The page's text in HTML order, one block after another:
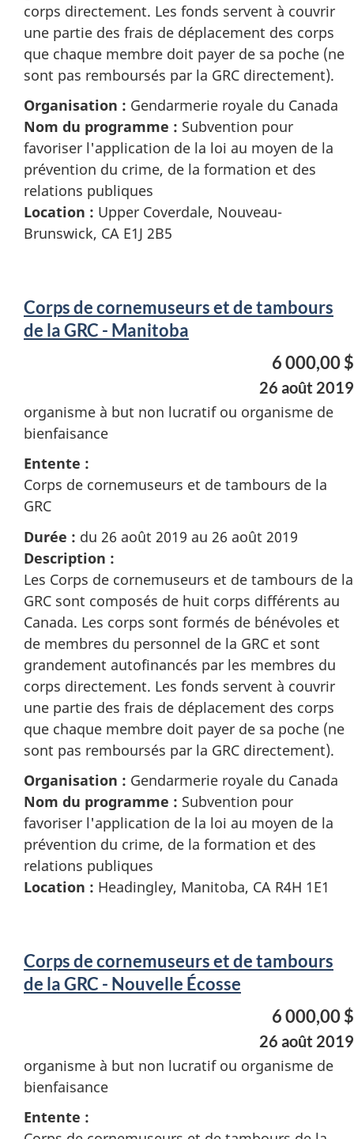
corps directement. Les fonds servent à couvrir
une partie des frais de déplacement des corps
que chaque membre doit payer de sa poche (ne
sont pas remboursés par la GRC directement).
Organisation : Gendarmerie royale du Canada
Nom du programme : Subvention pour
favoriser l'application de la loi au moyen de la
prévention du crime, de la formation et des
relations publiques
Location : Upper Coverdale, Nouveau-
Brunswick, CA E1J 2B5
Corps de cornemuseurs et de tambours
de la GRC - Manitoba
6 000,00 $
26 août 2019
organisme à but non lucratif ou organisme de
bienfaisance
Entente :
Corps de cornemuseurs et de tambours de la
GRC
Durée : du 26 août 2019 au 26 août 2019
Description :
Les Corps de cornemuseurs et de tambours de la
GRC sont composés de huit corps différents au
Canada. Les corps sont formés de bénévoles et
de membres du personnel de la GRC et sont
grandement autofinancés par les membres du
corps directement. Les fonds servent à couvrir
une partie des frais de déplacement des corps
que chaque membre doit payer de sa poche (ne
sont pas remboursés par la GRC directement).
Organisation : Gendarmerie royale du Canada
Nom du programme : Subvention pour
favoriser l'application de la loi au moyen de la
prévention du crime, de la formation et des
relations publiques
Location : Headingley, Manitoba, CA R4H 1E1
Corps de cornemuseurs et de tambours
de la GRC - Nouvelle Écosse
6 000,00 $
26 août 2019
organisme à but non lucratif ou organisme de
bienfaisance
Entente :